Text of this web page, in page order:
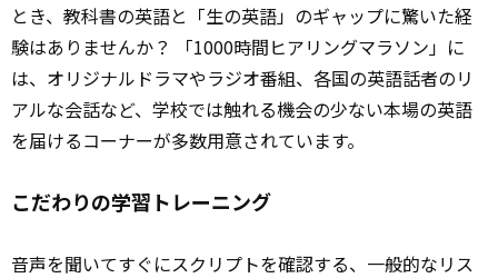
とき、教科書の英語と「生の英語」のギャップに驚いた経
験はありませんか？ 「1000時間ヒアリングマラソン」に
は、オリジナルドラマやラジオ番組、各国の英語話者のリ
アルな会話など、学校では触れる機会の少ない本場の英語
を届けるコーナーが多数用意されています。
こだわりの学習トレーニング
音声を聞いてすぐにスクリプトを確認する、一般的なリス